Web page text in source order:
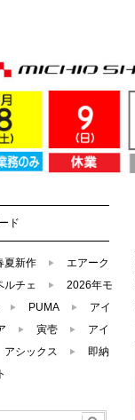
ド
夏新作
エアーク
ルチェ
2026年モ
PUMA
アイ
寅壱
アイ
アシックス
即納